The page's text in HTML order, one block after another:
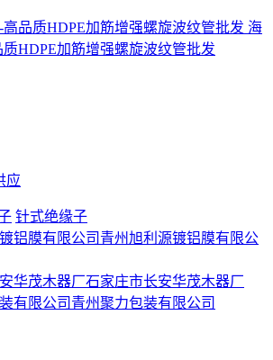
海
HDPE加筋增强螺旋波纹管批发
应
针式绝缘子
青州旭利源镀铝膜有限公
石家庄市长安华茂木器厂
青州聚力包装有限公司